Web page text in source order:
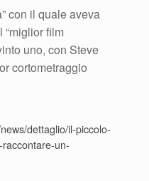
con il quale aveva
“miglior film
uno, con Steve
cortometraggio
dettaglio/il-piccolo-
un-